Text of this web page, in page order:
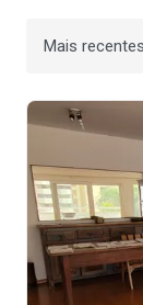
Ordenar por